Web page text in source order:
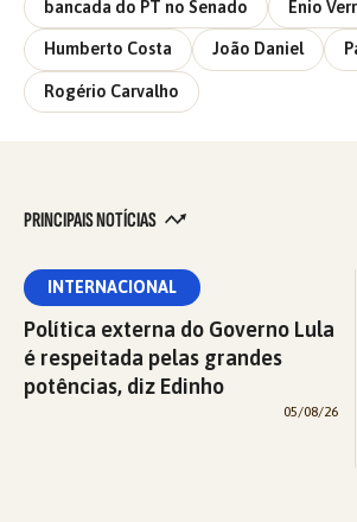
bancada do PT no Senado Enio
Humberto Costa João Daniel
Rogério Carvalho
PRINCIPAIS NOTÍCIAS
INTERNACIONAL
Política externa do Governo Lula
é respeitada pelas grandes
potências, diz Edinho
05/08/26